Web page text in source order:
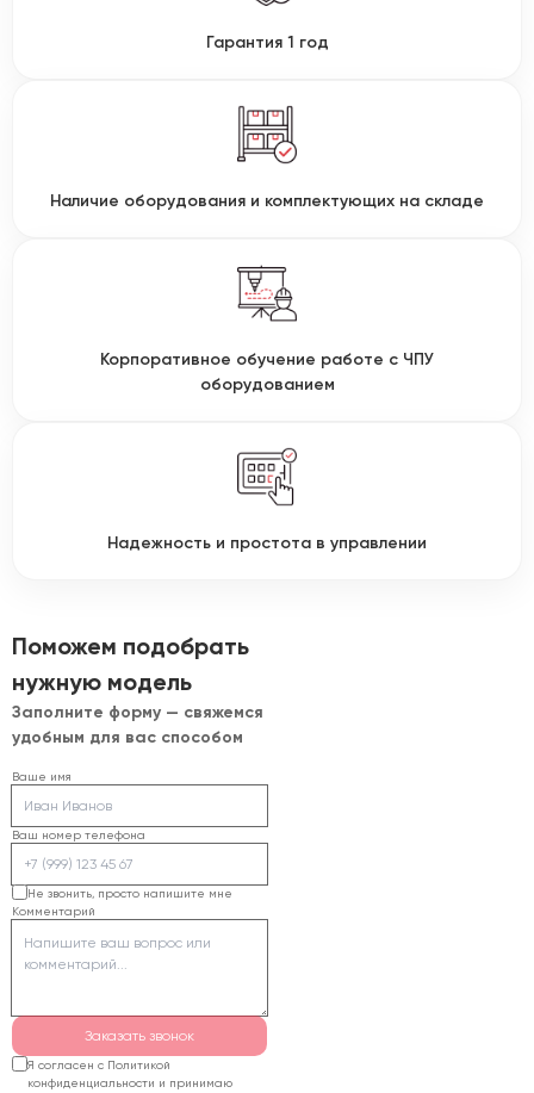
Гарантия 1 год
Наличие оборудования и комплектующих на складе
Корпоративное обучение работе с ЧПУ
оборудованием
Надежность и простота в управлении
Поможем подобрать
нужную модель
Заполните форму — свяжемся
удобным для вас способом
Ваше имя
Ваш номер телефона
Не звонить, просто напишите мне
Комментарий
Заказать звонок
Я согласен с Политикой
конфиденциальности и принимаю